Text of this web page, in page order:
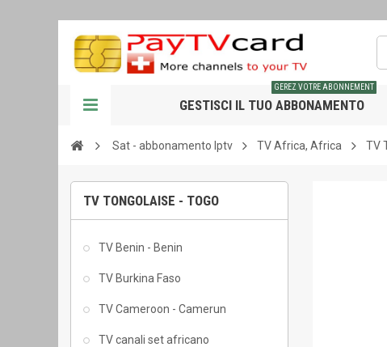
GESTISCI IL TUO ABBONAMENTO
GEREZ VOTRE ABONNEMENT
Sat - abbonamento Iptv TV Africa, Africa TV
TV TONGOLAISE - TOGO
TV Benin - Benin
TV Burkina Faso
TV Cameroon - Camerun
TV canali set africano